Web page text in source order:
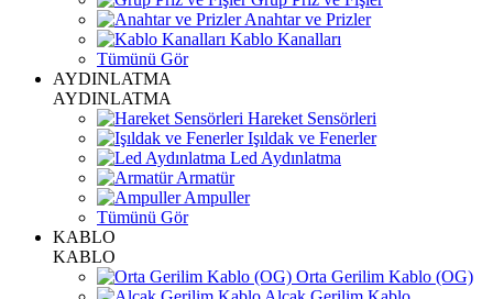
Anahtar ve Prizler
Kablo Kanalları
Tümünü Gör
AYDINLATMA
AYDINLATMA
Hareket Sensörleri
Işıldak ve Fenerler
Led Aydınlatma
Armatür
Ampuller
Tümünü Gör
KABLO
KABLO
Orta Gerilim Kablo (OG)